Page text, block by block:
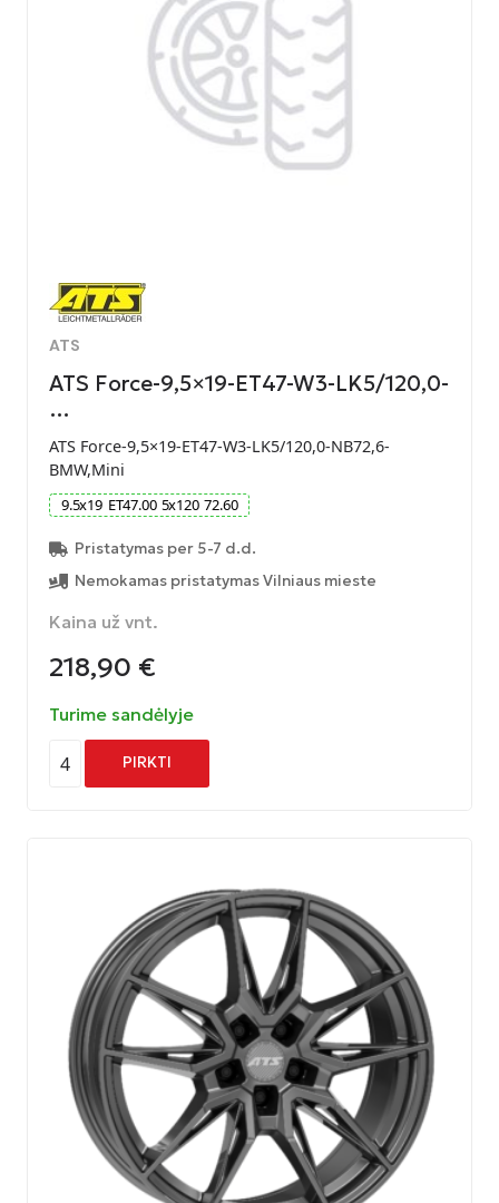
ATS
ATS Force-9,5×19-ET47-W3-LK5/120,0-
…
ATS Force-9,5×19-ET47-W3-LK5/120,0-NB72,6-
BMW,Mini
9.5x19 ET47.00 5x120 72.60
Pristatymas per 5-7 d.d.
Nemokamas pristatymas Vilniaus mieste
Kaina už vnt.
218,90 €
Turime sandėlyje
4 PIRKTI